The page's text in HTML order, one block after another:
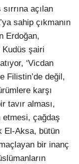
açılan
sahip çıkmanın
Erdoğan,
Kudüs şairi
‘Vicdan
Filistin’de değil,
karşı
tavır alması,
etmesi, çağdaş
El-Aksa, bütün
bir inanç